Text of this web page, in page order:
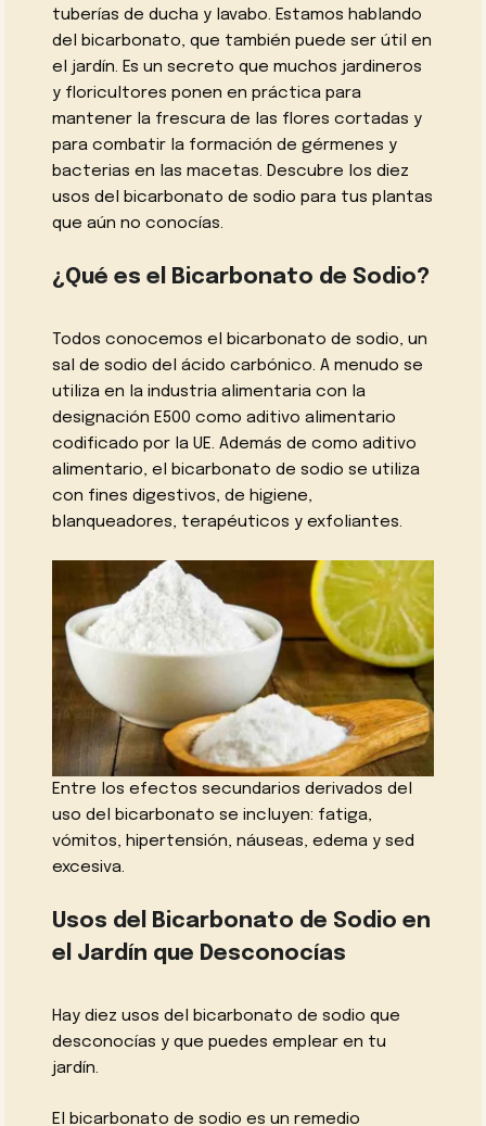
tuberías de ducha y lavabo. Estamos hablando
del bicarbonato, que también puede ser útil en
el jardín. Es un secreto que muchos jardineros
y floricultores ponen en práctica para
mantener la frescura de las flores cortadas y
para combatir la formación de gérmenes y
bacterias en las macetas. Descubre los diez
usos del bicarbonato de sodio para tus plantas
que aún no conocías.
¿Qué es el Bicarbonato de Sodio?
Todos conocemos el bicarbonato de sodio, un
sal de sodio del ácido carbónico. A menudo se
utiliza en la industria alimentaria con la
designación E500 como aditivo alimentario
codificado por la UE. Además de como aditivo
alimentario, el bicarbonato de sodio se utiliza
con fines digestivos, de higiene,
blanqueadores, terapéuticos y exfoliantes.
Entre los efectos secundarios derivados del
uso del bicarbonato se incluyen: fatiga,
vómitos, hipertensión, náuseas, edema y sed
excesiva.
Usos del Bicarbonato de Sodio en
el Jardín que Desconocías
Hay diez usos del bicarbonato de sodio que
desconocías y que puedes emplear en tu
jardín.
El bicarbonato de sodio es un remedio